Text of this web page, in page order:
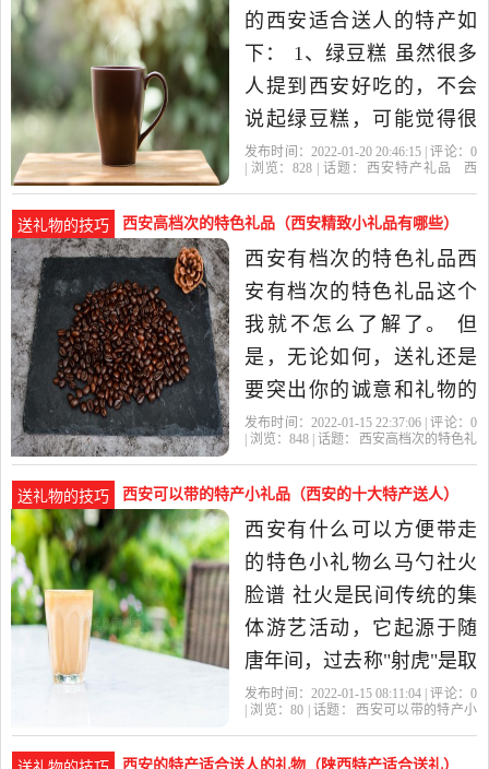
股蓝、午子仙毫等陕西特
色礼品有哪些秦始皇陵兵
马俑铜车马，蓝田玉，陕
的西安适合送人的特产如
下： 1、绿豆糕 虽然很多
人提到西安好吃的，不会
说起绿豆糕，可能觉得很
普通吧，但其实还是值得
葡萄味、花生味、核桃
味… 选择性还是很强的。
2、油泼辣子 油泼辣子是陕
西著名的特色美食之一，
也叫油.
发布时间：2022-01-20 20:46:15 | 评论： 0
| 浏览：828 | 话题： 西安特产礼品
西
送礼物的技巧 西安高档次的特色礼品（西安精致小礼品有哪些）
西安有档次的特色礼品西
安有档次的特色礼品这个
我就不怎么了解了。 但
是，无论如何，送礼还是
要突出你的诚意和礼物的
品质的。 想要送到适合的
根据你的需求一对一的定
制一款适合对方专属礼
品，平时我送人特别贵重
的礼物都是从这里定制
的！这里...西安特
发布时间：2022-01-15 22:37:06 | 评论： 0
| 浏览： 848 | 话题：
西安高档次的特色礼
送礼物的技巧 西安可以带的特产小礼品（西安的十大特产送人）
西安有什么可以方便带走
的特色小礼物么马勺社火
脸谱 社火是民间传统的集
体游艺活动，它起源于随
唐年间，过去称"射虎"是取
其以正压邪，和祈求万事
安之意，曾经也是古代祭
发布时间：2022-01-15 08:11:04 | 评论： 0
| 浏览：80 | 话题：
西安可以带的特产小
西安的特产适合送人的礼物（陕西特产适合送礼）